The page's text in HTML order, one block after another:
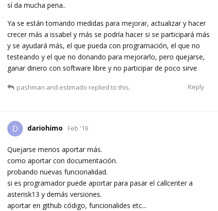
sí da mucha pena..
Ya se están tomando medidas para mejorar, actualizar y hacer
crecer más a issabel y más se podría hacer si se participará más
y se ayudará más, el que pueda con programación, el que no
testeando y el que no donando para mejorarlo, pero quejarse,
ganar dinero con software libre y no participar de poco sirve
Reply
pashman and estimado replied to this.
D dariohimo Feb '19
Quejarse menos aportar más.
como aportar con documentación.
probando nuevas funcionalidad.
si es programador puede aportar para pasar el callcenter a
asterisk13 y demás versiones.
aportar en github código, funcionalides etc...